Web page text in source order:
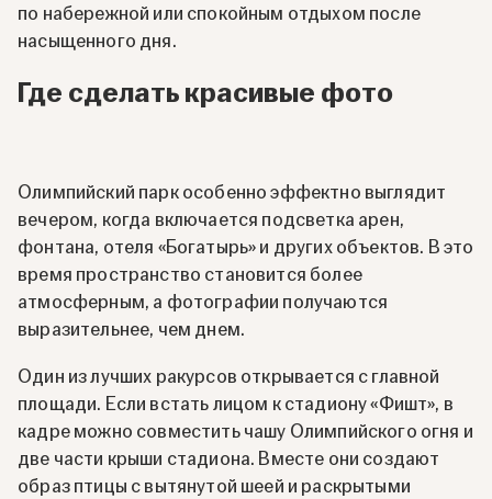
по набережной или спокойным отдыхом после
насыщенного дня.
Где сделать красивые фото
Олимпийский парк особенно эффектно выглядит
вечером, когда включается подсветка арен,
фонтана, отеля «Богатырь» и других объектов. В это
время пространство становится более
атмосферным, а фотографии получаются
выразительнее, чем днем.
Один из лучших ракурсов открывается с главной
площади. Если встать лицом к стадиону «Фишт», в
кадре можно совместить чашу Олимпийского огня и
две части крыши стадиона. Вместе они создают
образ птицы с вытянутой шеей и раскрытыми